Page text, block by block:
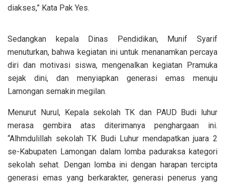
diakses,” Kata Pak Yes.
Sedangkan kepala Dinas Pendidikan, Munif Syarif
menuturkan, bahwa kegiatan ini untuk menanamkan percaya
diri dan motivasi siswa, mengenalkan kegiatan Pramuka
sejak dini, dan menyiapkan generasi emas menuju
Lamongan semakin megilan.
Menurut Nurul, Kepala sekolah TK dan PAUD Budi luhur
merasa gembira atas diterimanya penghargaan ini.
“Alhmdulillah sekolah TK Budi Luhur mendapatkan juara 2
se-Kabupaten Lamongan dalam lomba paduraksa kategori
sekolah sehat. Dengan lomba ini dengan harapan tercipta
generasi emas yang berkarakter, generasi penerus yang